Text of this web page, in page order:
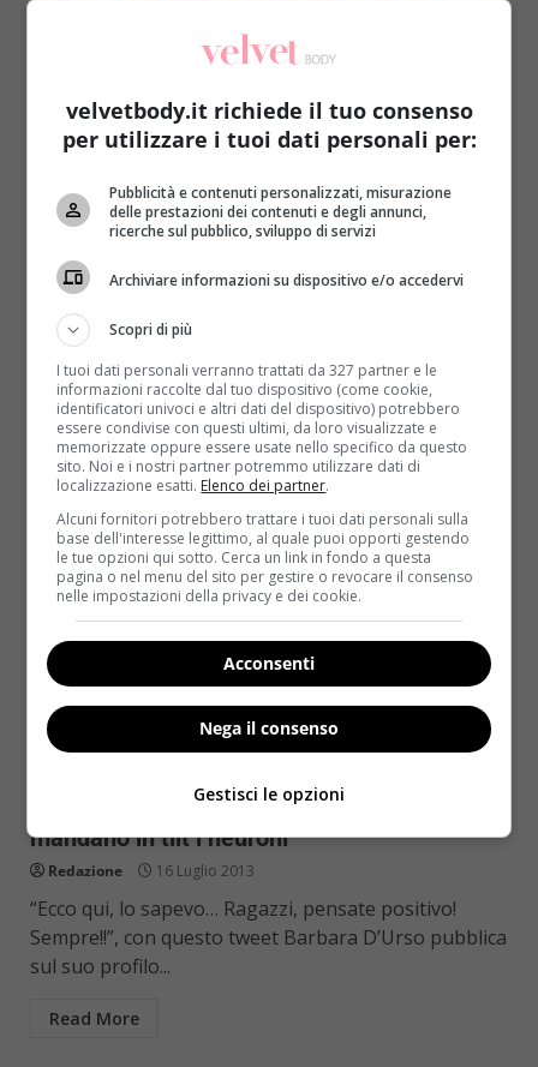
Bere 2 bicchieri d’acqua prima di esami o
riunioni: ecco a che serve
Raffaella Mazzei
Prima di affrontare un compito intellettualmente
complesso si consiglia di bere 2 bicchieri d’acqua: il
cervello verrà...
Read More
Salute
Salute: le persone che si lamentano
mandano in tilt i neuroni
Redazione 16 Luglio 2013
“Ecco qui, lo sapevo… Ragazzi, pensate positivo!
Sempre!!”, con questo tweet Barbara D’Urso pubblica
sul suo profilo...
Read More
velvetbody.it richiede il tuo consenso
per utilizzare i tuoi dati personali per:
Pubblicità e contenuti personalizzati, misurazione
delle prestazioni dei contenuti e degli annunci,
ricerche sul pubblico, sviluppo di servizi
Archiviare informazioni su dispositivo e/o accedervi
Scopri di più
I tuoi dati personali verranno trattati da 327 partner e le
informazioni raccolte dal tuo dispositivo (come cookie,
identificatori univoci e altri dati del dispositivo) potrebbero
essere condivise con questi ultimi, da loro visualizzate e
memorizzate oppure essere usate nello specifico da questo
sito. Noi e i nostri partner potremmo utilizzare dati di
localizzazione esatti. Elenco dei partner.
Alcuni fornitori potrebbero trattare i tuoi dati personali sulla
base dell'interesse legittimo, al quale puoi opporti gestendo
le tue opzioni qui sotto. Cerca un link in fondo a questa
pagina o nel menu del sito per gestire o revocare il consenso
nelle impostazioni della privacy e dei cookie.
Acconsenti
Nega il consenso
Gestisci le opzioni